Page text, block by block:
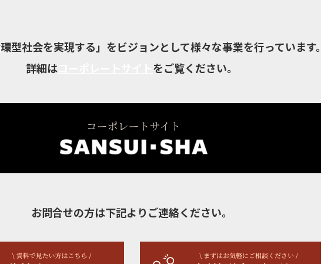
型社会を実現する」をビジョンとして様々な事業を行っています。
詳細は
をご覧ください。
お問合せの方は下記よりご連絡ください。